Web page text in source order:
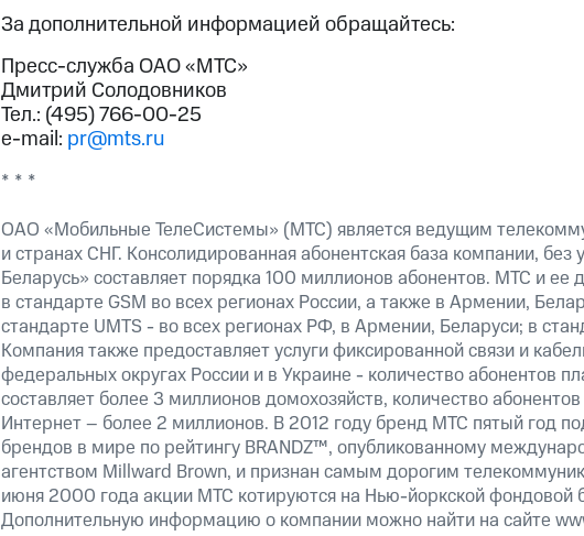
За дополнительной информацией обращайтесь:
Пресс-служба ОАО «МТС»
Дмитрий Солодовников
Тел.: (495) 766-00-25
e-mail: pr@mts.ru
* * *
ОАО «Мобильные ТелеСистемы» (МТС) является ведущим
и странах СНГ. Консолидированная абонентская база компании,
Беларусь» составляет порядка 100 миллионов абонентов. МТС и ее
в стандарте GSM во всех регионах России, а также в Армении,
стандарте UMTS - во всех регионах РФ, в Армении, Беларуси; в
Компания также предоставляет услуги фиксированной связи и
федеральных округах России и в Украине - количество абонентов
составляет более 3 миллионов домохозяйств, количество
Интернет – более 2 миллионов. В 2012 году бренд МТС пятый год
брендов в мире по рейтингу BRANDZ™, опубликованному
агентством Millward Brown, и признан самым дорогим
июня 2000 года акции МТС котируются на Нью-йоркской фондовой
Дополнительную информацию о компании можно найти на сайте